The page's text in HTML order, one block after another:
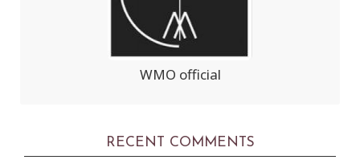
WMO official
RECENT COMMENTS